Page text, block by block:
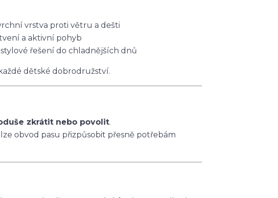
vrstva proti větru a dešti
a aktivní pohyb
řešení do chladnějších dnů
dětské dobrodružství.
zkrátit nebo povolit.
obvod pasu přizpůsobit přesně potřebám